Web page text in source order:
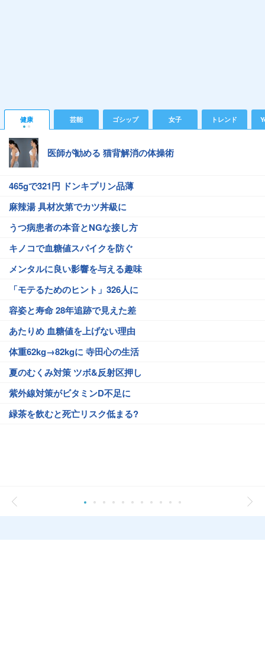
健康 芸能 ゴシップ 女子 トレンド
医師が勧める 猫背解消の体操術
465gで321円 ドンキプリン品薄
麻辣湯 具材次第でカツ丼級に
うつ病患者の本音とNGな接し方
キノコで血糖値スパイクを防ぐ
メンタルに良い影響を与える趣味
「モテるためのヒント」326人に
容姿と寿命 28年追跡で見えた差
あたりめ 血糖値を上げない理由
体重62kg→82kgに 寺田心の生活
夏のむくみ対策 ツボ&反射区押し
紫外線対策がビタミンD不足に
緑茶を飲むと死亡リスク低まる?